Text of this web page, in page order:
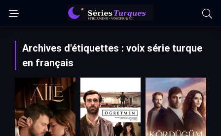
Archives d'étiquettes : voix série turque
en français